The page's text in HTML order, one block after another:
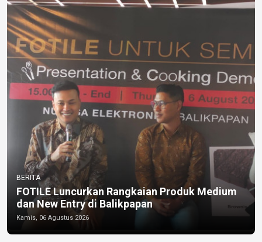
BERITA
FOTILE Luncurkan Rangkaian Produk Medium
dan New Entry di Balikpapan
Kamis, 06 Agustus 2026